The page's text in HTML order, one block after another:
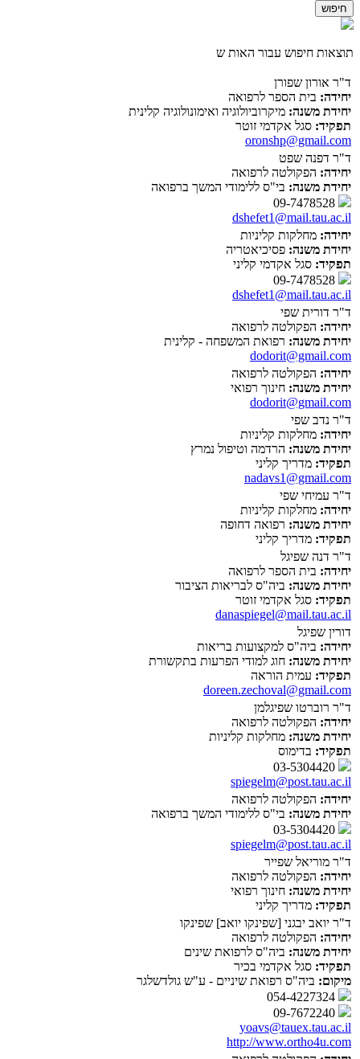
תוצאות חיפוש עבור האות ש
ד"ר אורון שפורן
יחידה: בית הספר לרפואה
יחידת משנה: מיקרוביולוגיה ואימונולוגיה קלינית
תפקיד: סגל אקדמי זוטר
oronshp@gmail.com
ד"ר דפנה שפט
יחידה: הפקולטה לרפואה
יחידת משנה: בי"ס ללימודי המשך ברפואה
dshefet1@mail.tau.ac.il
יחידה: מחלקות קליניות
יחידת משנה: פסיכיאטריה
תפקיד: סגל אקדמי קליני
dshefet1@mail.tau.ac.il
ד"ר דורית שפי
יחידה: הפקולטה לרפואה
יחידת משנה: רפואת המשפחה - קלינית
dodorit@gmail.com
יחידה: הפקולטה לרפואה
יחידת משנה: חינוך רפואי
dodorit@gmail.com
ד"ר נדב שפי
יחידה: מחלקות קליניות
יחידת משנה: הרדמה וטיפול נמרץ
תפקיד: מדריך קליני
nadavs1@gmail.com
ד"ר עמיחי שפי
יחידה: מחלקות קליניות
יחידת משנה: רפואה דחופה
תפקיד: מדריך קליני
ד"ר דנה שפיגל
יחידה: בית הספר לרפואה
יחידת משנה: ביה"ס לבריאות הציבור
תפקיד: סגל אקדמי זוטר
danaspiegel@mail.tau.ac.il
דורין שפיגל
יחידה: ביה"ס למקצועות בריאות
יחידת משנה: חוג למודי הפרעות בתקשורת
תפקיד: עמית הוראה
doreen.zechoval@gmail.com
ד"ר רוברטו שפיגלמן
יחידה: הפקולטה לרפואה
יחידת משנה: מחלקות קליניות
תפקיד: בדימוס
spiegelm@post.tau.ac.il
יחידה: הפקולטה לרפואה
יחידת משנה: בי"ס ללימודי המשך ברפואה
spiegelm@post.tau.ac.il
ד"ר מוריאל שפייר
יחידה: הפקולטה לרפואה
יחידת משנה: חינוך רפואי
תפקיד: מדריך קליני
ד"ר יואב יבגני [שפינקו יואב] שפינקו
יחידה: הפקולטה לרפואה
יחידת משנה: ביה"ס לרפואת שינים
תפקיד: סגל אקדמי בכיר
מיקום: ביה"ס רפואת שיניים - ע"ש גולדשלגר
yoavs@tauex.tau.ac.il
http://www.ortho4u.com